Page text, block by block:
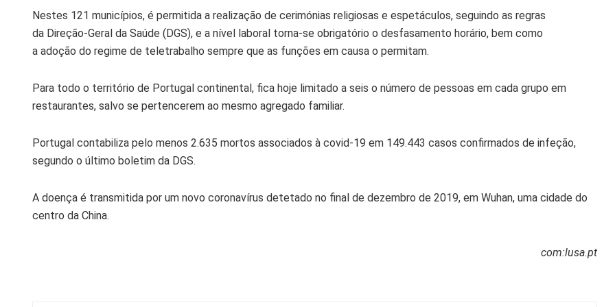
Nestes 121 municípios, é permitida a realização de cerimónias religiosas e espetáculos, seguindo as regras
da Direção-Geral da Saúde (DGS), e a nível laboral torna-se obrigatório o desfasamento horário, bem como
a adoção do regime de teletrabalho sempre que as funções em causa o permitam.
Para todo o território de Portugal continental, fica hoje limitado a seis o número de pessoas em cada grupo em
restaurantes, salvo se pertencerem ao mesmo agregado familiar.
Portugal contabiliza pelo menos 2.635 mortos associados à covid-19 em 149.443 casos confirmados de infeção,
segundo o último boletim da DGS.
A doença é transmitida por um novo coronavírus detetado no final de dezembro de 2019, em Wuhan, uma cidade do
centro da China.
com:lusa.pt